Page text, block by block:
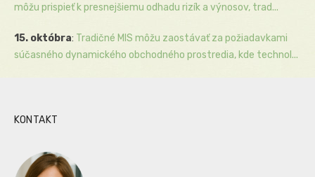
môžu prispieť k presnejšiemu odhadu rizík a výnosov, trad...
15. októbra: Tradičné MIS môžu zaostávať za požiadavkami
súčasného dynamického obchodného prostredia, kde technol...
KONTAKT